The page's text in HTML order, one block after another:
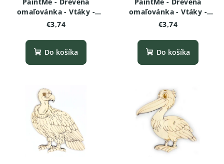
PaintMe - Drevená
omaľovánka - Vtáky -
Sova
€3,74
Do košíka
PaintMe - Drevená
omaľovánka - Vtáky -
Kolibrík
€3,74
Do košíka